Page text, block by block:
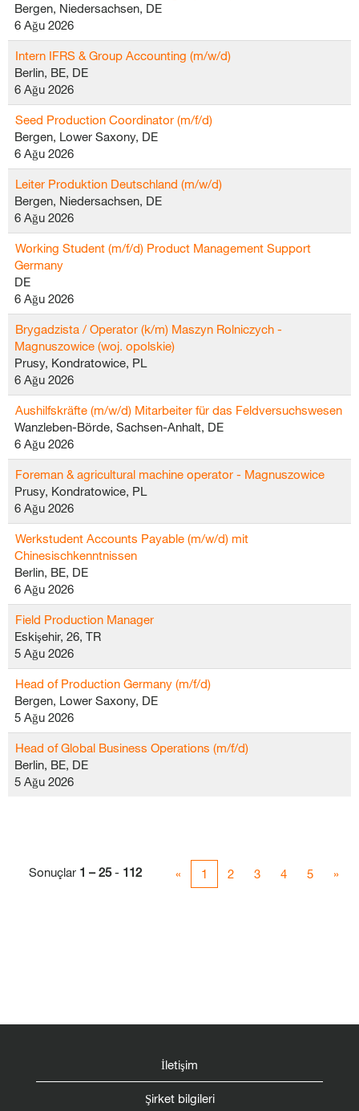
Bergen, Niedersachsen, DE
6 Ağu 2026
Intern IFRS & Group Accounting (m/w/d)
Berlin, BE, DE
6 Ağu 2026
Seed Production Coordinator (m/f/d)
Bergen, Lower Saxony, DE
6 Ağu 2026
Leiter Produktion Deutschland (m/w/d)
Bergen, Niedersachsen, DE
6 Ağu 2026
Working Student (m/f/d) Product Management Support
Germany
DE
6 Ağu 2026
Brygadzista / Operator (k/m) Maszyn Rolniczych -
Magnuszowice (woj. opolskie)
Prusy, Kondratowice, PL
6 Ağu 2026
Aushilfskräfte (m/w/d) Mitarbeiter für das Feldversuchswesen
Wanzleben-Börde, Sachsen-Anhalt, DE
6 Ağu 2026
Foreman & agricultural machine operator - Magnuszowice
Prusy, Kondratowice, PL
6 Ağu 2026
Werkstudent Accounts Payable (m/w/d) mit
Chinesischkenntnissen
Berlin, BE, DE
6 Ağu 2026
Field Production Manager
Eskişehir, 26, TR
5 Ağu 2026
Head of Production Germany (m/f/d)
Bergen, Lower Saxony, DE
5 Ağu 2026
Head of Global Business Operations (m/f/d)
Berlin, BE, DE
5 Ağu 2026
Sonuçlar 1 – 25- 112 « 1 2 3 4 5 »
İletişim
Şirket bilgileri